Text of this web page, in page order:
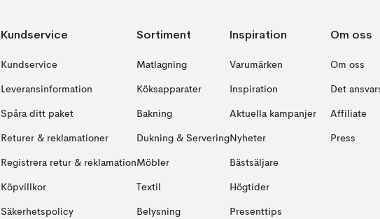
Kundservice
Kundservice
Leveransinformation
Spåra ditt paket
Returer & reklamationer
Registrera retur & reklamation
Köpvillkor
Säkerhetspolicy
Sortiment
Matlagning
Köksapparater
Bakning
Dukning & Servering
Möbler
Textil
Belysning
Inspiration
Varumärken
Inspiration
Aktuella kampanjer
Nyheter
Bästsäljare
Högtider
Presenttips
Om oss
Om oss
Det
Affiliate
Press